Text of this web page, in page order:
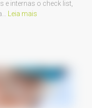
e internas o check list,
Leia mais